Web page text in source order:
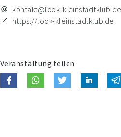
kontakt@look-kleinstadtklub.de
https://look-kleinstadtklub.de
Veranstaltung teilen